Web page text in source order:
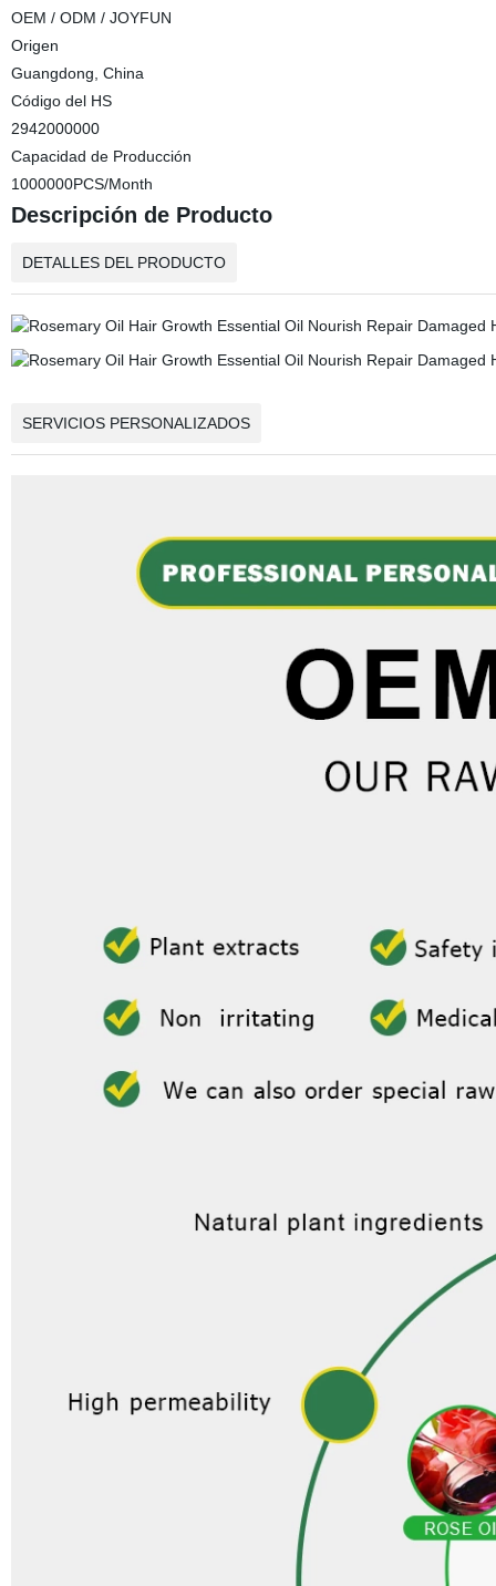
OEM / ODM / JOYFUN
Origen
Guangdong, China
Código del HS
2942000000
Capacidad de Producción
1000000PCS/Month
Descripción de Producto
DETALLES DEL PRODUCTO
SERVICIOS PERSONALIZADOS